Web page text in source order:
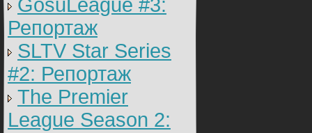
GosuLeague #3:
Репортаж
SLTV Star Series
#2: Репортаж
The Premier
League Season 2: